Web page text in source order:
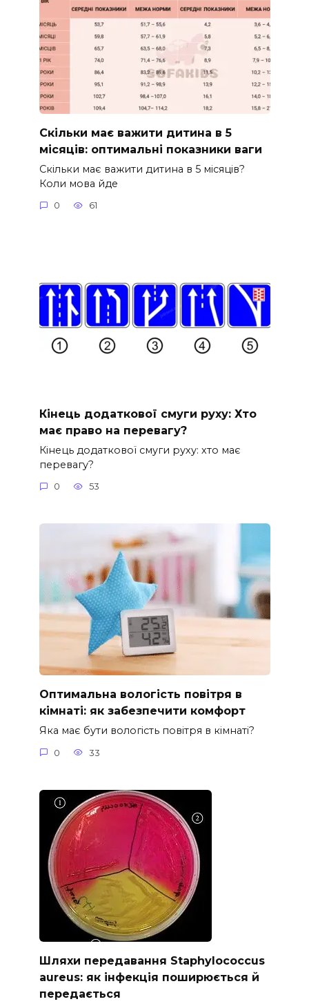
Скільки має важити дитина в 5
місяців: оптимальні показники ваги
Скільки має важити дитина в 5 місяців?
Коли мова йде
0 61
Кінець додаткової смуги руху: Хто
має право на перевагу?
Кінець додаткової смуги руху: хто має
перевагу?
0 53
Оптимальна вологість повітря в
кімнаті: як забезпечити комфорт
Яка має бути вологість повітря в кімнаті?
0 33
Шляхи передавання Staphylococcus
aureus: як інфекція поширюється й
передається